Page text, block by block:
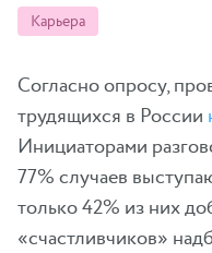
Карьера
Согласно опросу,
трудящихся в России
Инициаторами
77% случаев
только 42% из них
«счастливчиков»